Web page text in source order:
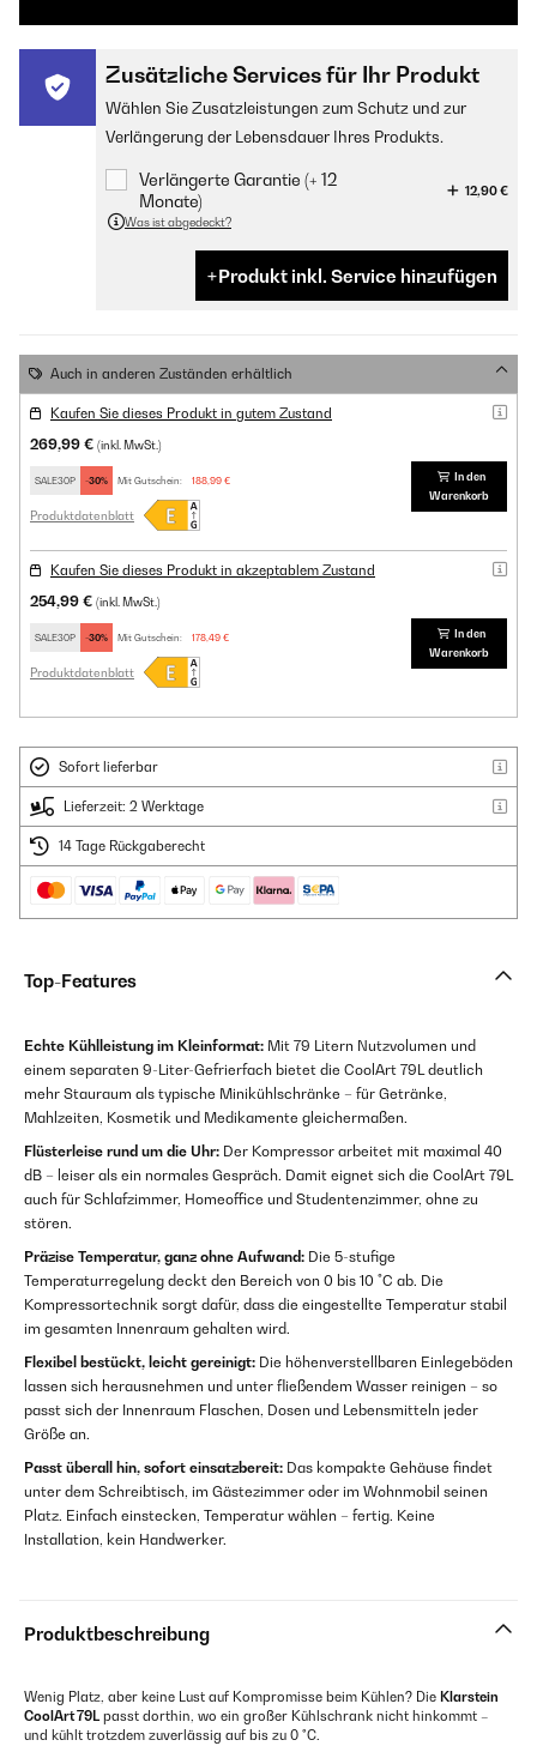
Zusätzliche Services für Ihr Produkt
Wählen Sie Zusatzleistungen zum Schutz und zur
Verlängerung der Lebensdauer Ihres Produkts.
Verlängerte Garantie (+ 12
Monate)
12,90 €
Was ist abgedeckt?
Produkt inkl. Service hinzufügen
Auch in anderen Zuständen erhältlich
Kaufen Sie dieses Produkt in gutem Zustand
269,99 € (inkl. MwSt.)
SALE30P -30% Mit Gutschein: 188,99 €
Produktdatenblatt
In den
Warenkorb
Kaufen Sie dieses Produkt in akzeptablem Zustand
254,99 € (inkl. MwSt.)
SALE30P -30% Mit Gutschein: 178,49 €
Produktdatenblatt
In den
Warenkorb
Sofort lieferbar
Lieferzeit: 2 Werktage
14 Tage Rückgaberecht
Top-Features
Echte Kühlleistung im Kleinformat: Mit 79 Litern Nutzvolumen und
einem separaten 9-Liter-Gefrierfach bietet die CoolArt 79L deutlich
mehr Stauraum als typische Minikühlschränke – für Getränke,
Mahlzeiten, Kosmetik und Medikamente gleichermaßen.
Flüsterleise rund um die Uhr: Der Kompressor arbeitet mit maximal 40
dB – leiser als ein normales Gespräch. Damit eignet sich die CoolArt 79L
auch für Schlafzimmer, Homeoffice und Studentenzimmer, ohne zu
stören.
Präzise Temperatur, ganz ohne Aufwand: Die 5-stufige
Temperaturregelung deckt den Bereich von 0 bis 10 °C ab. Die
Kompressortechnik sorgt dafür, dass die eingestellte Temperatur stabil
im gesamten Innenraum gehalten wird.
Flexibel bestückt, leicht gereinigt: Die höhenverstellbaren Einlegeböden
lassen sich herausnehmen und unter fließendem Wasser reinigen – so
passt sich der Innenraum Flaschen, Dosen und Lebensmitteln jeder
Größe an.
Passt überall hin, sofort einsatzbereit: Das kompakte Gehäuse findet
unter dem Schreibtisch, im Gästezimmer oder im Wohnmobil seinen
Platz. Einfach einstecken, Temperatur wählen – fertig. Keine
Installation, kein Handwerker.
Produktbeschreibung
Wenig Platz, aber keine Lust auf Kompromisse beim Kühlen? Die Klarstein
CoolArt 79L passt dorthin, wo ein großer Kühlschrank nicht hinkommt –
und kühlt trotzdem zuverlässig auf bis zu 0 °C.